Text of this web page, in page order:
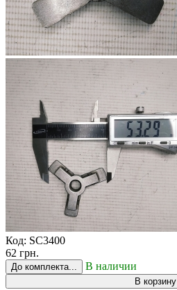
Код: SC3400
62 грн.
До комплекта... В наличии
В корзину